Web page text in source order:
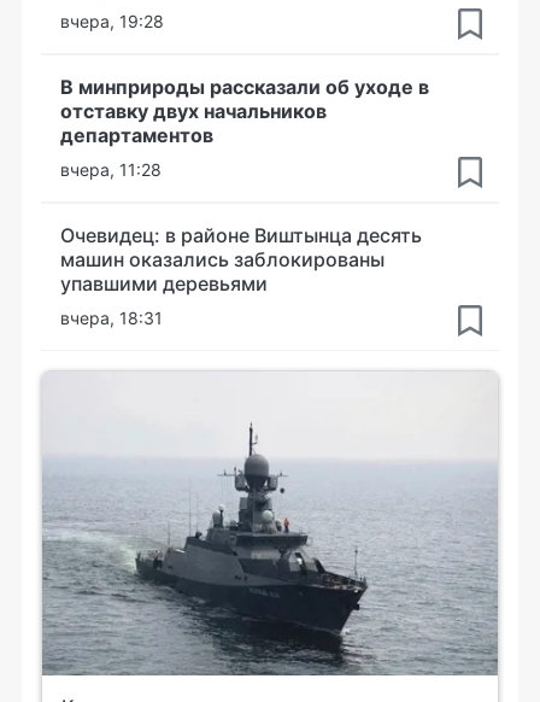
вчера, 19:28
В минприроды рассказали об уходе в
отставку двух начальников
департаментов
вчера, 11:28
Очевидец: в районе Виштынца десять
машин оказались заблокированы
упавшими деревьями
вчера, 18:31